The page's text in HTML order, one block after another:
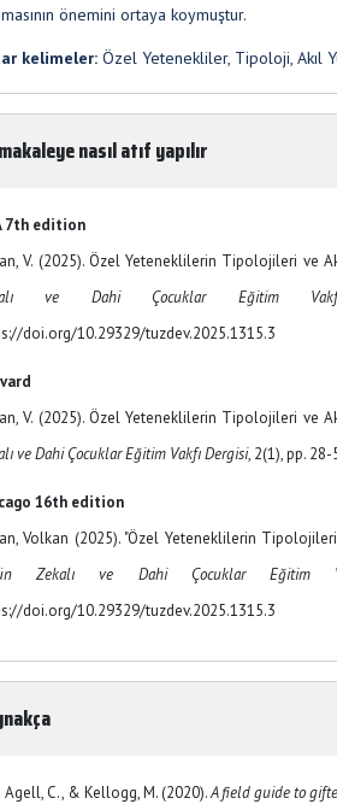
önemini ortaya koymuştur.
kelimeler: Özel Yetenekliler, Tipoloji, Akıl
nasıl atıf yapılır
7th edition
V. (2025). Özel Yeteneklilerin Tipolojileri ve
ve Dahi Çocuklar Eğitim
doi.org/10.29329/tuzdev.2025.1315.3
V. (2025). Özel Yeteneklilerin Tipolojileri ve
ve Dahi Çocuklar Eğitim Vakfı Dergisi, 2(1), pp. 28-
16th edition
Volkan (2025). "Özel Yeteneklilerin
Zekalı ve Dahi Çocuklar Eğitim
doi.org/10.29329/tuzdev.2025.1315.3
Agell, C., & Kellogg, M. (2020).A field guide to